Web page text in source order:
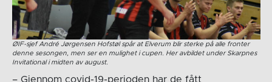
ØIF-sjef André Jørgensen Hofstøl spår at Elverum blir sterke på alle fronter
denne sesongen, men ser en mulighet i cupen. Her avbildet under Skarpnes
Invitational i midten av august.
– Gjennom covid-19-perioden har de fått